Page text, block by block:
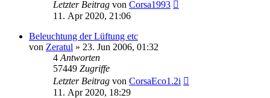
Letzter Beitrag von Corsa1993
11. Apr 2020, 21:06
Beleuchtung der Lüftung etc
von Zeratul » 23. Jun 2006, 01:32
4 Antworten
57449 Zugriffe
Letzter Beitrag von CorsaEco1.2i
11. Apr 2020, 18:29